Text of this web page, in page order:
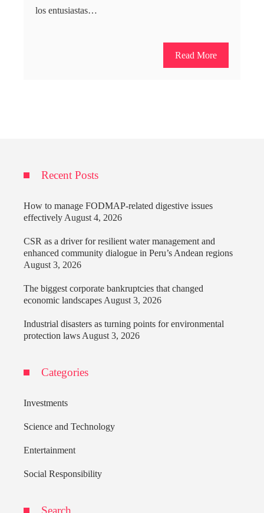
los entusiastas…
Read More
Recent Posts
How to manage FODMAP-related digestive issues
effectively August 4, 2026
CSR as a driver for resilient water management and
enhanced community dialogue in Peru’s Andean regions
August 3, 2026
The biggest corporate bankruptcies that changed
economic landscapes August 3, 2026
Industrial disasters as turning points for environmental
protection laws August 3, 2026
Categories
Investments
Science and Technology
Entertainment
Social Responsibility